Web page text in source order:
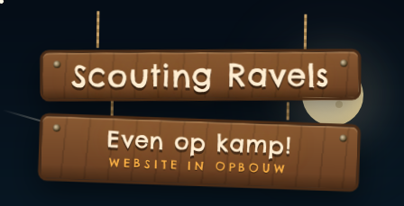
Scouting Ravels
Even op kamp!
WEBSITE IN OPBOUW